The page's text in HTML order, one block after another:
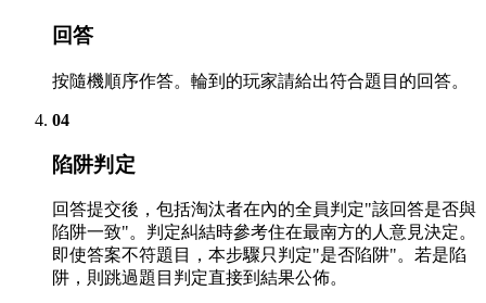
回答
按隨機順序作答。輪到的玩家請給出符合題目的回答。
04
陷阱判定
回答提交後，包括淘汰者在內的全員判定"該回答是否與
陷阱一致"。判定糾結時參考住在最南方的人意見決定。
即使答案不符題目，本步驟只判定"是否陷阱"。若是陷
阱，則跳過題目判定直接到結果公佈。